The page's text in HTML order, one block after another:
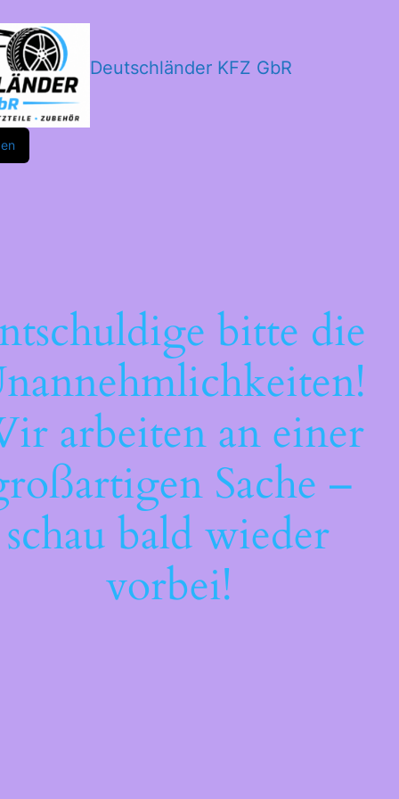
Deutschländer KFZ GbR
bitte die
arbeiten an einer
Sache –
schau bald wieder
vorbei!